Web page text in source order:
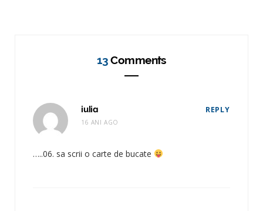
13Comments
iulia
16 ANI AGO
REPLY
…..06. sa scrii o carte de bucate